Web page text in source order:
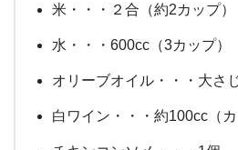
米・・・２合（約2カップ）
水・・・600cc（3カップ）
オリーブオイル・・・大さ
白ワイン・・・約100cc（カ